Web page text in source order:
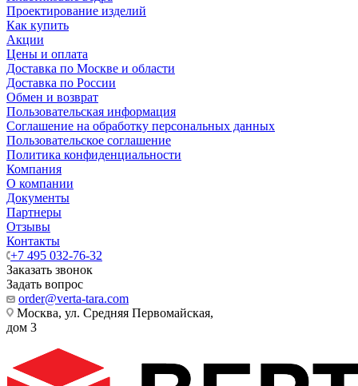
Проектирование изделий
Как купить
Акции
Цены и оплата
Доставка по Москве и области
Доставка по России
Обмен и возврат
Пользовательская информация
Соглашение на обработку персональных данных
Пользовательское соглашение
Политика конфиденциальности
Компания
О компании
Документы
Партнеры
Отзывы
Контакты
+7 495 032-76-32
Заказать звонок
Задать вопрос
order@verta-tara.com
Москва, ул. Средняя Первомайская,
дом 3